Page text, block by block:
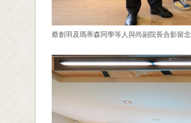
蔡創羽及瑪蒂森同學等人與尚副院長合影留念